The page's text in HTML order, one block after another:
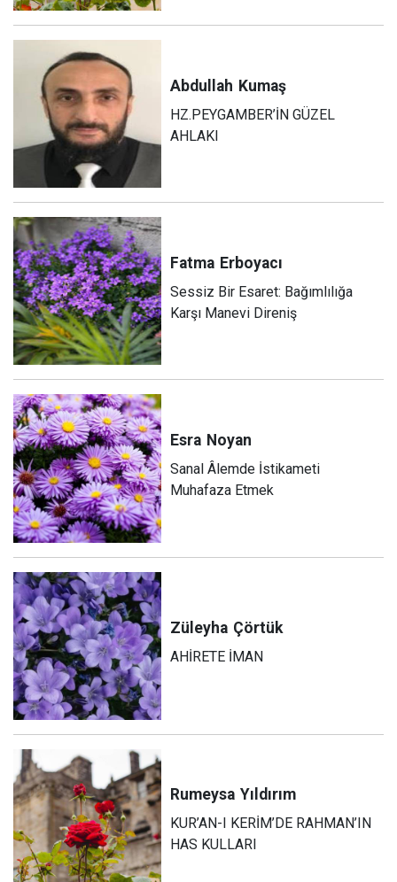
Abdullah Kumaş
HZ.PEYGAMBER’İN GÜZEL
AHLAKI
Fatma Erboyacı
Sessiz Bir Esaret: Bağımlılığa
Karşı Manevi Direniş
Esra Noyan
Sanal Âlemde İstikameti
Muhafaza Etmek
Züleyha Çörtük
AHİRETE İMAN
Rumeysa Yıldırım
KUR’AN-I KERİM’DE RAHMAN’IN
HAS KULLARI